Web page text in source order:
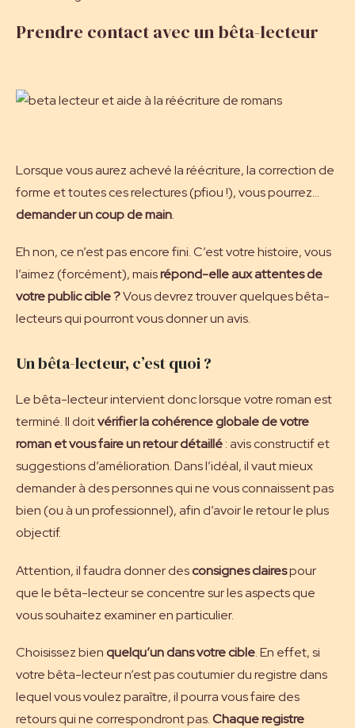
Prendre contact avec un bêta-lecteur
Lorsque vous aurez achevé la réécriture, la correction de
forme et toutes ces relectures (pfiou !), vous pourrez…
demander un coup de main.
Eh non, ce n’est pas encore fini. C’est votre histoire, vous
l’aimez (forcément), maisrépond-elle aux attentes de
votre public cible ?Vous devrez trouver quelques bêta-
lecteurs qui pourront vous donner un avis.
Un bêta-lecteur, c’est quoi ?
Le bêta-lecteur intervient donc lorsque votre roman est
terminé. Il doitvérifier la cohérence globale de votre
roman et vous faire un retour détaillé: avis constructif et
suggestions d’amélioration. Dans l’idéal, il vaut mieux
demander à des personnes qui ne vous connaissent pas
bien (ou à un professionnel), afin d’avoir le retour le plus
objectif.
Attention, il faudra donner desconsignes clairespour
que le bêta-lecteur se concentre sur les aspects que
vous souhaitez examiner en particulier.
Choisissez bienquelqu’un dans votre cible. En effet, si
votre bêta-lecteur n’est pas coutumier du registre dans
lequel vous voulez paraître, il pourra vous faire des
retours qui ne correspondront pas.Chaque registre